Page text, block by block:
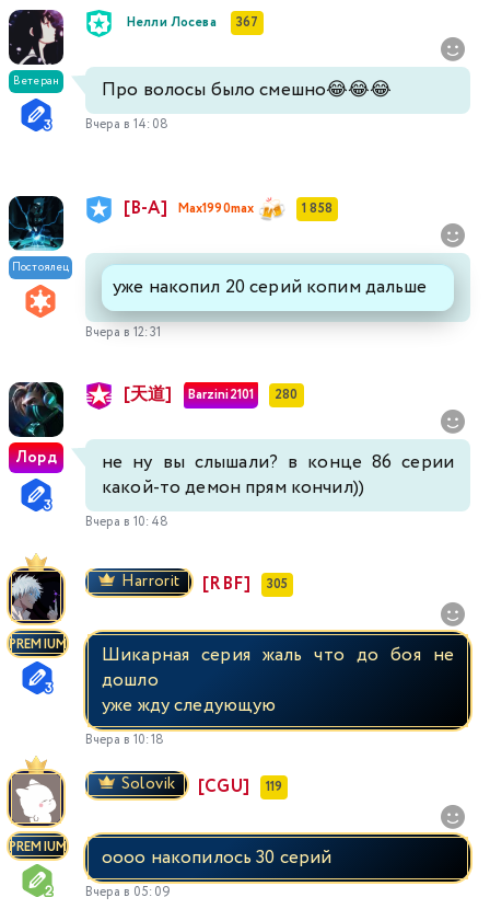
Ветеран
Нелли Лосева 367
Про волосы было смешно😂😂😂
Вчера в 14:08
Постоялец
[В-А] Max1990max 1 858
уже накопил 20 серий копим дальше
Вчера в 12:31
Лорд
[天道] Barzini2101 280
не ну вы слышали? в конце 86 серии
какой-то демон прям кончил))
Вчера в 10:48
PREMIUM
Harrorit [RBF] 305
Шикарная серия жаль что до боя не
дошло
уже жду следующую
Вчера в 10:18
PREMIUM
Solovik [CGU] 119
оооо накопилось 30 серий
Вчера в 05:09